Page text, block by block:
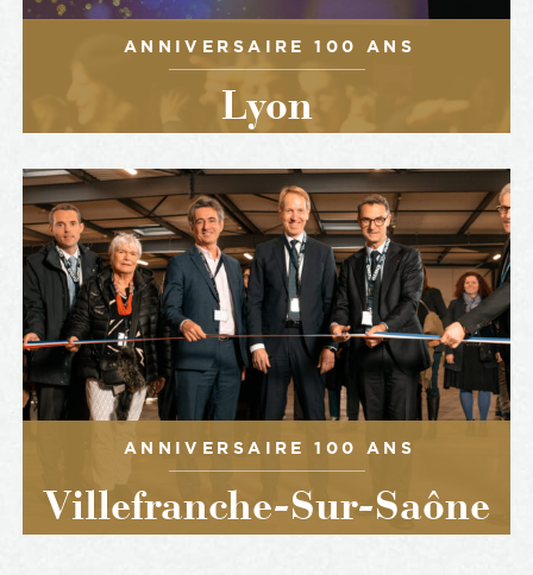
Lyon
ANNIVERSAIRE 100 ANS
Villefranche-Sur-Saône
ANNIVERSAIRE 100 ANS